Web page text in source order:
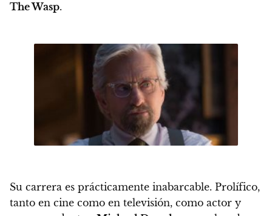
The Wasp.
Su carrera es prácticamente inabarcable. Prolífico,
tanto en cine como en televisión, como actor y